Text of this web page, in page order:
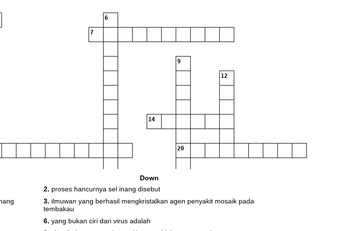
6
7
9
12
14
20
Down
2. proses hancurnya sel inang disebut
3. ilmuwan yang berhasil mengkristalkan agen penyakit mosaik pada
tembakau
6. yang bukan ciri dari virus adalah